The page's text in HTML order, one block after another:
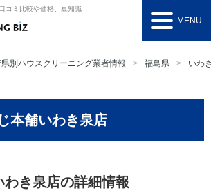
コミ比較や価格、豆知識
MENU
別ハウスクリーニング業者情報 福島県 いわ
本舗いわき泉店
わき泉店の詳細情報